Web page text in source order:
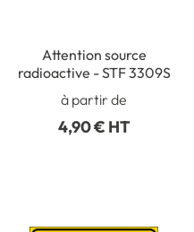
Attention source
radioactive - STF 3309S
à partir de
4,90 € HT